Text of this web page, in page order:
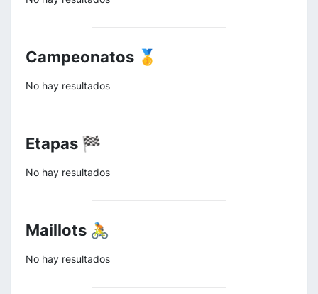
Campeonatos 🥇
No hay resultados
Etapas 🏁
No hay resultados
Maillots 🚴
No hay resultados